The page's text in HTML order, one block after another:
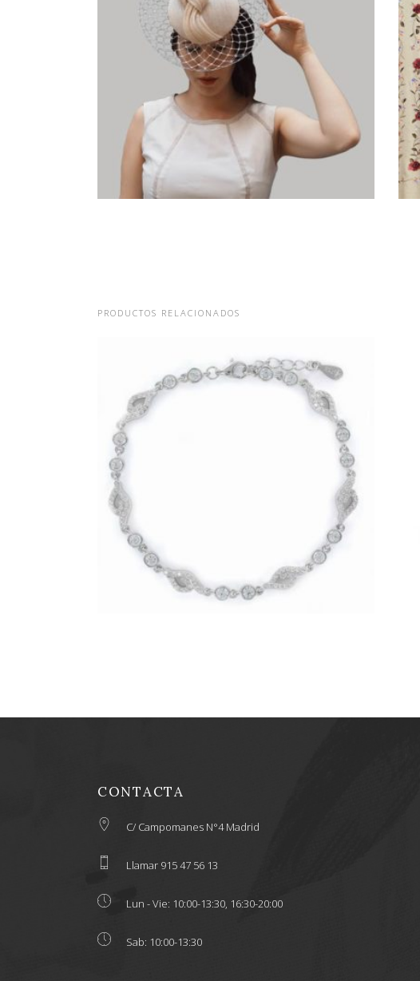
PHILLIPPA. TOCADO BEIG DE
SINAMAY Y VELO
110,00 €
PRODUCTOS RELACIONADOS
CIRCONITAS CON CHATONES Y
CONTACTA
C/ Campomanes N°4 Madrid
Llamar 915 47 56 13
Lun - Vie: 10:00-13:30, 16:30-20:00
Sab: 10:00-13:30